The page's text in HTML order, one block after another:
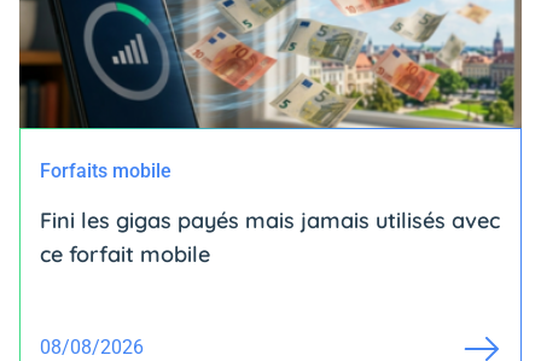
Forfaits mobile
Fini les gigas payés mais jamais utilisés avec
ce forfait mobile
08/08/2026